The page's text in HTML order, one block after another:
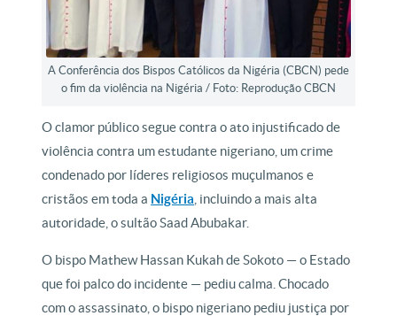
A Conferência dos Bispos Católicos da Nigéria (CBCN) pede
o fim da violência na Nigéria / Foto: Reprodução CBCN
O clamor público segue contra o ato injustificado de
violência contra um estudante nigeriano, um crime
condenado por líderes religiosos muçulmanos e
cristãos em toda a Nigéria , incluindo a mais alta
autoridade, o sultão Saad Abubakar.
O bispo Mathew Hassan Kukah de Sokoto — o Estado
que foi palco do incidente — pediu calma. Chocado
com o assassinato, o bispo nigeriano pediu justiça por